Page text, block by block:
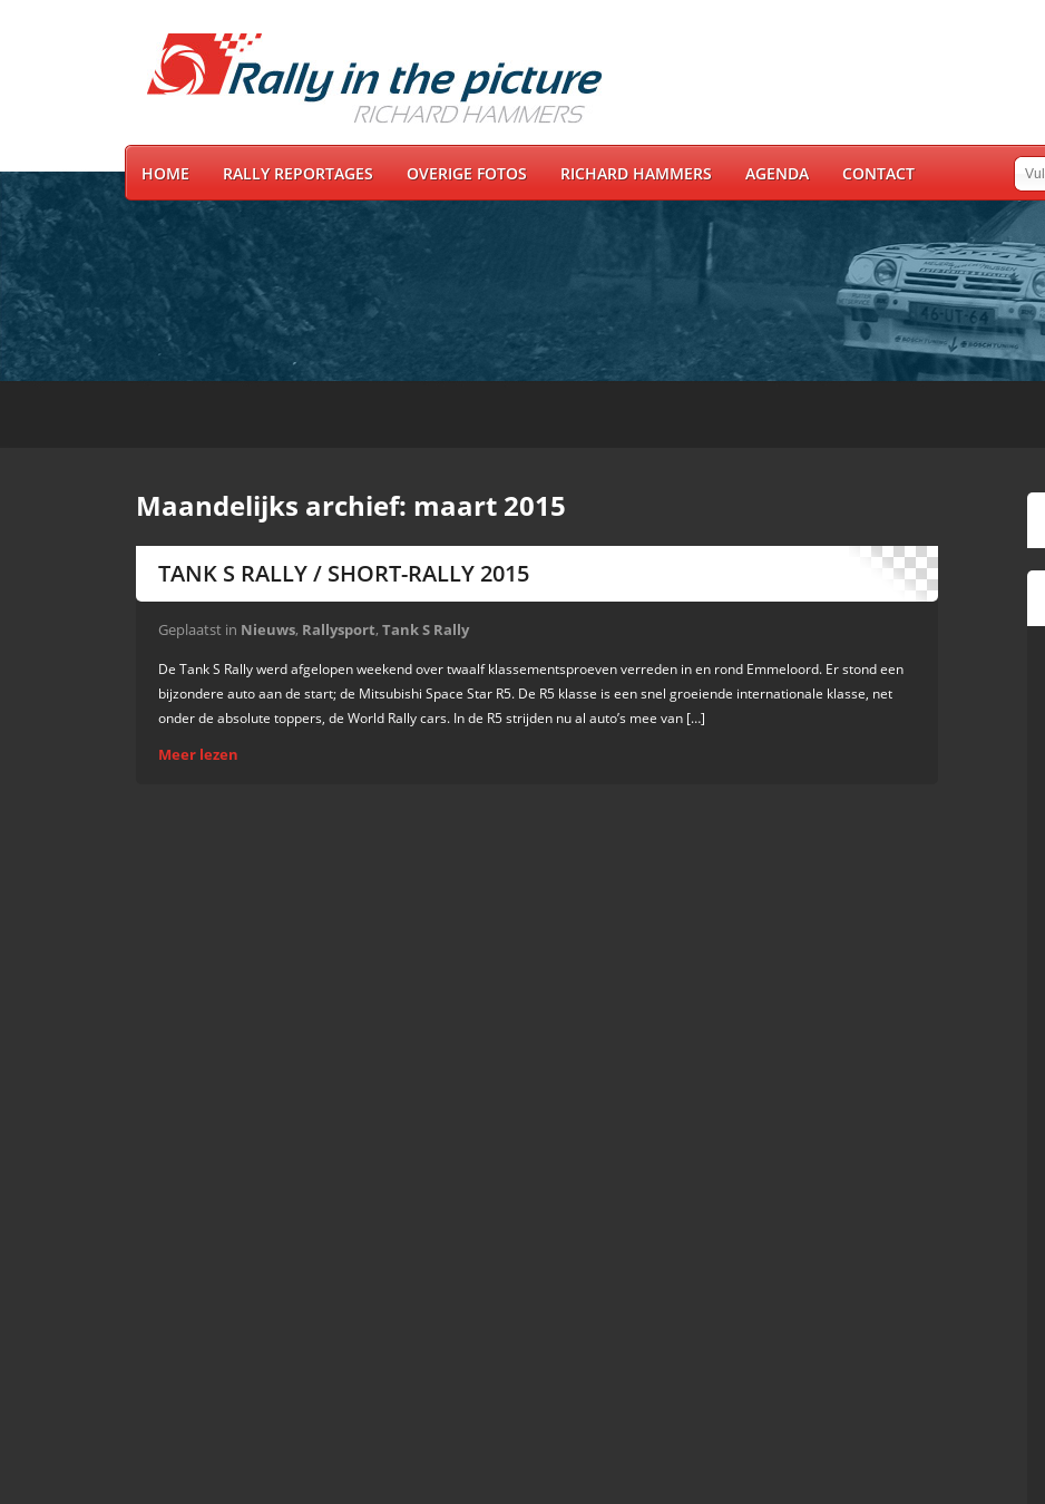
HOME RALLY REPORTAGES OVERIGE FOTOS RICHARD HAMMERS AGENDA CONTACT
Maandelijks archief: maart 2015
TANK S RALLY / SHORT-RALLY 2015
Geplaatst in Nieuws, Rallysport, Tank S Rally
De Tank S Rally werd afgelopen weekend over twaalf klassementsproeven verreden in en rond Emmeloord. Er stond een
bijzondere auto aan de start; de Mitsubishi Space Star R5. De R5 klasse is een snel groeiende internationale klasse, net
onder de absolute toppers, de World Rally cars. In de R5 strijden nu al auto’s mee van […]
Meer lezen